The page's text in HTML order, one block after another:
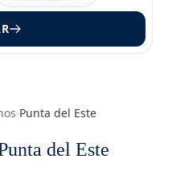
›Punta del Este
del Este